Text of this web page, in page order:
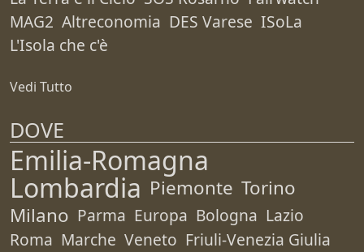
MAG2 Altreconomia DES Varese ISoLa
L'Isola che c'è
Vedi Tutto
DOVE
Emilia-Romagna
Lombardia Piemonte Torino
Milano Parma Europa Bologna Lazio
Roma Marche Veneto Friuli-Venezia Giulia